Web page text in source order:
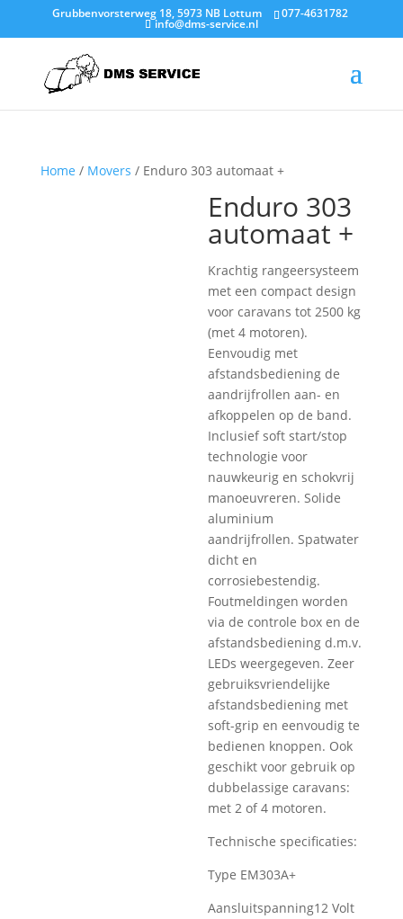
Grubbenvorsterweg 18, 5973 NB Lottum 077-4631782
info@dms-service.nl
Home / Movers / Enduro 303 automaat +
Enduro 303
automaat +
Krachtig rangeersysteem
met een compact design
voor caravans tot 2500 kg
(met 4 motoren).
Eenvoudig met
afstandsbediening de
aandrijfrollen aan- en
afkoppelen op de band.
Inclusief soft start/stop
technologie voor
nauwkeurig en schokvrij
manoeuvreren. Solide
aluminium
aandrijfrollen. Spatwater
dicht en
corrosiebestendig.
Foutmeldingen worden
via de controle box en de
afstandsbediening d.m.v.
LEDs weergegeven. Zeer
gebruiksvriendelijke
afstandsbediening met
soft-grip en eenvoudig te
bedienen knoppen. Ook
geschikt voor gebruik op
dubbelassige caravans:
met 2 of 4 motoren.
Technische specificaties:
Type EM303A+
Aansluitspanning12 Volt